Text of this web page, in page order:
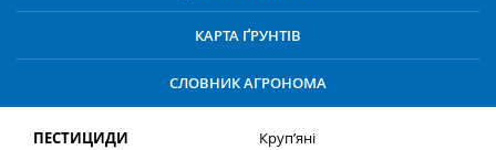
КАРТА ҐРУНТІВ
СЛОВНИК АГРОНОМА
ПЕСТИЦИДИ
Круп’яні